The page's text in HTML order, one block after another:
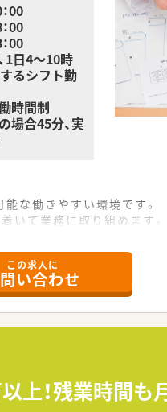
00
00
00
1日4～10時
るシフト勤
時間制
合45分、実
な働きやすい環境です。
て業務に取り組めます。
る成長中の企業です。
ちを理解しています。
康をサポートしています。
ただきます。
力主義の会社です。
をつけて働けます。
この求人に
い合わせ
！残業時間も